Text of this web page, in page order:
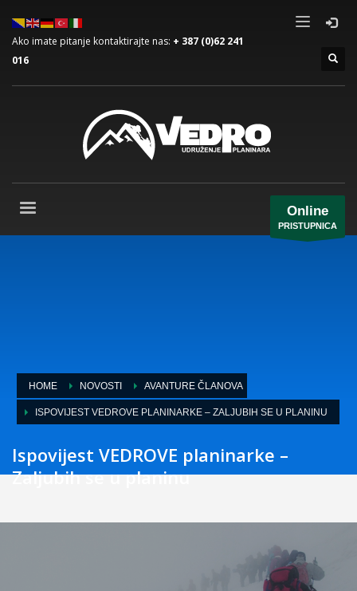
Ako imate pitanje kontaktirajte nas: + 387 (0)62 241
016
Online
PRISTUPNICA
HOME NOVOSTI AVANTURE ČLANOVA
ISPOVIJEST VEDROVE PLANINARKE – ZALJUBIH SE U PLANINU
Ispovijest VEDROVE planinarke –
Zaljubih se u planinu